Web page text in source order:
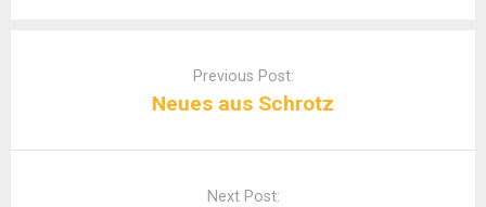
Previous Post:
Neues aus Schrotz
Next Post: